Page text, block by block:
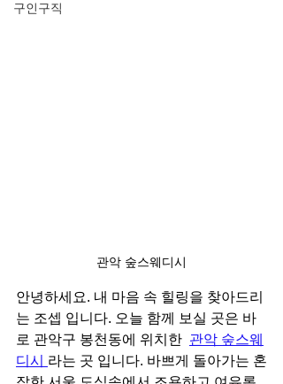
구인구직
관악 숲스웨디시
안녕하세요. 내 마음 속 힐링을 찾아드리
는 조셉 입니다. 오늘 함께 보실 곳은 바
로 관악구 봉천동에 위치한 관악 숲스웨
디시
라는 곳 입니다. 바쁘게 돌아가는 혼